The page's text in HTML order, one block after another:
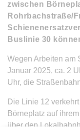
zwischen
Rohrbachstraße/
Buslinie 30
Wegen Arbeiten am
Januar 2025, ca. 2
Uhr, die
Die Linie 12
Börneplatz auf
über den